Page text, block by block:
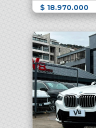
$ 18.970.000